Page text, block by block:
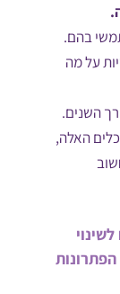
בהם.
על מה
השנים.
האלה,